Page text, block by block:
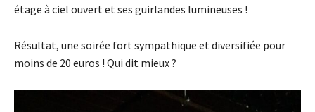
étage à ciel ouvert et ses guirlandes lumineuses !
Résultat, une soirée fort sympathique et diversifiée pour
moins de 20 euros ! Qui dit mieux ?